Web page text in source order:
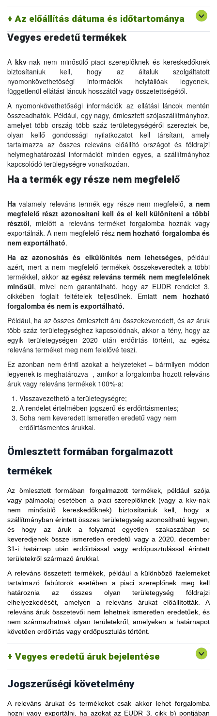
Az előállítás dátuma és időtartománya
Vegyes eredetű termékek
A kkv-nak nem minősülő piaci szereplőknek és kereskedőknek
biztosítaniuk kell, hogy az általuk szolgáltatott
nyomonkövethetőségi információk helytállóak legyenek,
függetlenül ellátási láncuk hosszától vagy összetettségétől.
A nyomonkövethetőségi információk az ellátási láncok mentén
összeadhatók. Például, egy nagy, ömlesztett szójaszállítmányhoz,
amelyet több ország több száz területegységéről szereztek be,
olyan kellő gondossági nyilatkozatot kell társítani, amely
tartalmazza az összes releváns előállító országot és földrajzi
helymeghatározási információt minden egyes, a szállítmányhoz
kapcsolódó terülegységre vonatkozóan.
Ha a termék egy része nem megfelelő
Ha valamely releváns termék egy része nem megfelelő, a nem
megfelelő részt azonosítani kell és el kell különíteni a többi
résztől, mielőtt a releváns terméket forgalomba hoznák vagy
exportálnák. A nem megfelelő rész nem hozható forgalomba és
nem exportálható.
Ha az azonosítás és elkülönítés nem lehetséges, például
azért, mert a nem megfelelő termékek összekeveredtek a többi
termékkel, akkor az egész releváns termék nem megfelelőnek
minősül, mivel nem garantálható, hogy az EUDR rendelet 3.
cikkében foglalt feltételek teljesülnek. Emiattnem hozható
forgalomba és nem is exportálható.
Például, ha az összes ömlesztett áru összekeveredett, és az áruk
több száz területegységhez kapcsolódnak, akkor a tény, hogy az
egyik területegységen 2020 után erdőirtás történt, az egész
releváns terméket meg nem felelővé teszi.
Ez azonban nem érinti azokat a helyzeteket – bármilyen módon
legyenek is meghatározva -, amikor a forgalomba hozott releváns
áruk vagy releváns termékek 100%-a:
Visszavezethető a területegységre;
A rendelet értelmében jogszerű és erdőirtásmentes;
Soha nem keveredett ismeretlen eredetű vagy nem
erdőirtásmentes árukkal.
Ömlesztett formában forgalmazott
termékek
Azömlesztett formában forgalmazott termékek, például szója
vagy pálmaolajesetében a piaci szereplőknek (vagy a kkv-nak
nem minősülő kereskedőknek) biztosítaniuk kell, hogy a
szállítmányban érintett összes területegység azonosítható legyen,
és hogy az áruk a folyamat egyetlen szakaszában se
keveredjenek össze ismeretlen eredetű vagy a 2020. december
31-i határnap után erdőirtással vagy erdőpusztulással érintett
területekről származó árukkal.
A releváns összetett termékek, például a különböző faelemeket
tartalmazó fabútorokesetében a piaci szereplőnek meg kell
határoznia az összes olyan területegység földrajzi
elhelyezkedését, amelyen a releváns árukat előállították. A
releváns áruk összetevői nem lehetnek ismeretlen eredetűek, és
nem származhatnak olyan területekről, amelyeken a határnapot
követően erdőirtás vagy erdőpusztulás történt.
Vegyes eredetű áruk bejelentése
A piaci szereplőnek minden, az EU-ba ténylegesen beszállított
áru előállítási helyét be kell jelentenie.
Például, ha több előállítási helyről származó, megfelelő áru
keveredik össze ugyanabban a silóban, halomban, kupacban,
tartályban stb., majd ezen áruk egy részét az EU piacán
forgalomba hozzák:
- a bejelentett előállítási helynektartalmaznia kell a silóba az
utolsó ürítés óta bekerült
- Ha a silókat nem ürítik rendszeresen, a piaci szereplőnek
bekerült áru előállítási helyéről. Ez biztosítja, hogy az
össze a folyamat során.
Például, amikor a silóban tárolt áruk egy részét leürítik, ez
biztonságosan elvégezhető úgy, hogy nyilatkoznak a silóba
korábban bekerült összes áru földrajzi helyzetéről, legalább a
siló kapacitásának 200%-áig, feltéve, hogy a silóban az
elsőként be, elsőként ki (FIFO) rendszer működik, tehát a
tárolt áruk mozgása időrendi sorrendben történik.
Ez a megközelítés érvényes a halmokban, tartályokban stb.
tárolt releváns árukra vagy termékekre és minden, folyamatos
feldolgozási folyamatra.
A rendelet szerintnem engedhető megaz a gyakorlat, hogy
a silóba került teljes mennyiségű áru helyett csak annak
a mennyiségnek az előállítási helyét jelentik be, amit az EU-
ban forgalomba hoztak, mivel ez sérti a rendelet azon
szabályozását, mely tiltja ismeretlen eredetű termékek
forgalomba hozatalát az uniós piacon.
Jogszerűségi követelmény
A releváns árukat és termékeket csak akkor lehet forgalomba
hozni vagy exportálni, ha azokat az EUDR 3. cikk b) pontjában
hozott áruk/termékek és a tényleges előállításuk helyszínéül
szolgáló területegységek között. A piaci szereplő azonban
bizonyos körülmények között az áruk tényleges előállítási
helyét meghaladó mennyiségű földterület földrajzi koordinátáit
is megadhatja.
A piaci szereplők csak akkor jelenthetnek be „többlet” területet,
ha az ömlesztett áru teljes mértékben nyomon követhető a
területegységig, és nem keveredik ismeretlen eredetű vagy
nem megfelelő árukkal.
Ha a piaci szereplő a kellő gondossági nyilatkozatban
„többletet” jelent be, akkor teljes felelősséget vállal valamennyi
olyan területegység megfelelőségéért, amelyre vonatkozóan
földrajzi helymeghatározást adott meg, függetlenül attól, hogy
pontosságáért, nem pedig a termelő
A rendelet nem vonatkozik azokra a termelőkre, akik nem